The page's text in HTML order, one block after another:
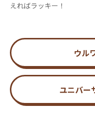
えればラッキー！
ウル
ユニバー